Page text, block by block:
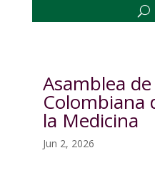
Asamblea
Colombiana
la Medicina
Jun 2, 2026